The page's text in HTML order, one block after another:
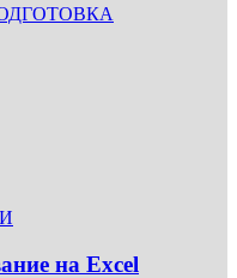
на Excel